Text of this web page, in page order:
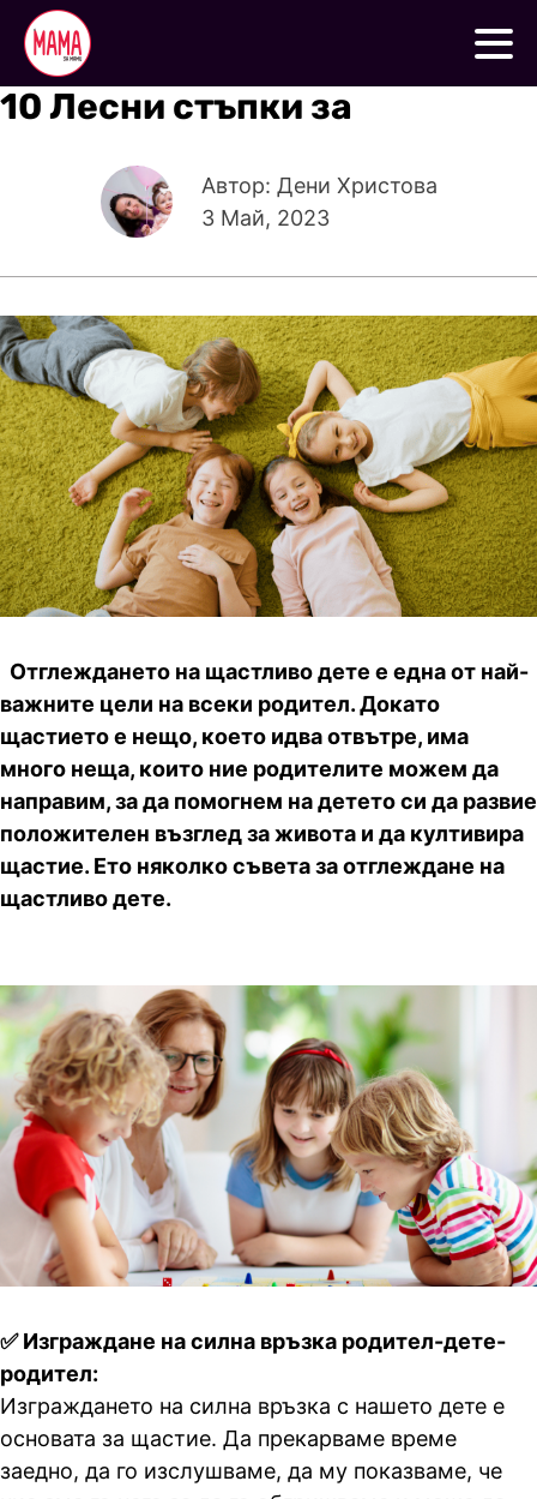
10 Лесни стъпки за
Автор: Дени Христова
3 Май, 2023
Отглеждането на щастливо дете е една от най-
важните цели на всеки родител. Докато
щастието е нещо, което идва отвътре, има
много неща, които ние родителите можем да
направим, за да помогнем на детето си да развие
положителен възглед за живота и да култивира
щастие. Ето няколко съвета за отглеждане на
щастливо дете.
✅ Изграждане на силна връзка родител-дете-
родител:
Изграждането на силна връзка с нашето дете е
основата за щастие. Да прекарваме време
заедно, да го изслушваме, да му показваме, че